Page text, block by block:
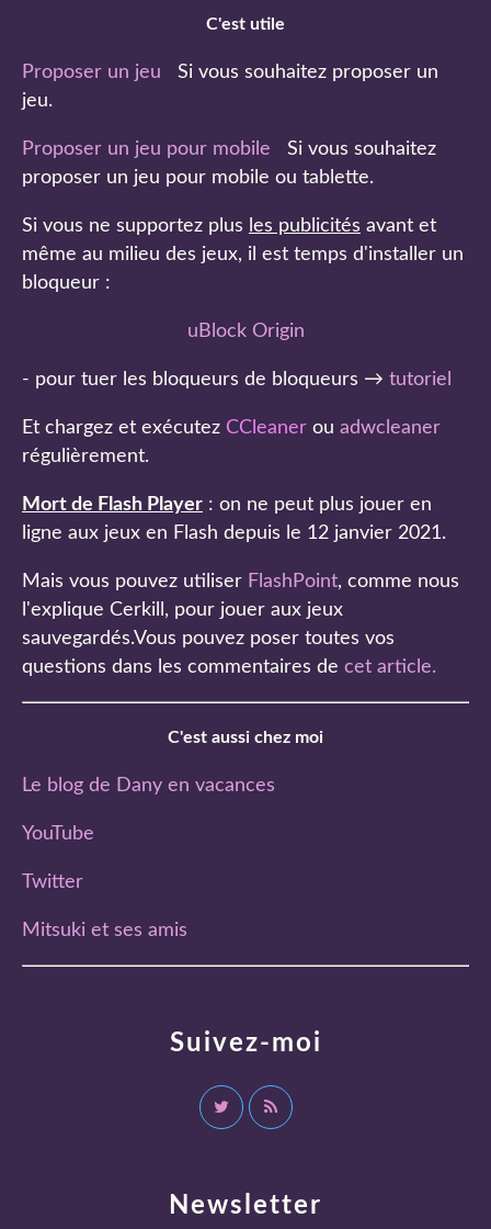
Newsletter
Suivez-moi
C'est utile
Proposer un jeu Si vous souhaitez proposer un
jeu.
Proposer un jeu pour mobile Si vous souhaitez
proposer un jeu pour mobile ou tablette.
Si vous ne supportez plus les publicités avant et
même au milieu des jeux, il est temps d'installer un
bloqueur :
uBlock Origin
- pour tuer les bloqueurs de bloqueurs → tutoriel
Et chargez et exécutez CCleaner ou adwcleaner
régulièrement.
Mort de Flash Player : on ne peut plus jouer en
ligne aux jeux en Flash depuis le 12 janvier 2021.
Mais vous pouvez utiliser FlashPoint, comme nous
l'explique Cerkill, pour jouer aux jeux
sauvegardés.Vous pouvez poser toutes vos
questions dans les commentaires de cet article.
C'est aussi chez moi
Le blog de Dany en vacances
YouTube
Twitter
Mitsuki et ses amis